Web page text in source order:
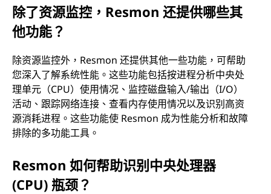
除了资源监控，Resmon 还提供哪些其
他功能？
除资源监控外，Resmon 还提供其他一些功能，可帮助
您深入了解系统性能。这些功能包括按进程分析中央处
理单元（CPU）使用情况、监控磁盘输入/输出（I/O）
活动、跟踪网络连接、查看内存使用情况以及识别高资
源消耗进程。这些功能使 Resmon 成为性能分析和故障
排除的多功能工具。
Resmon 如何帮助识别中央处理器
(CPU) 瓶颈？